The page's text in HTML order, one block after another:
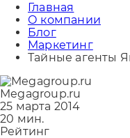
Главная
О компании
Блог
Маркетинг
Тайные агенты
Megagroup.ru
25 марта 2014
20 мин.
Рейтинг